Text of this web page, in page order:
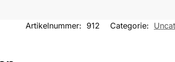
Artikelnummer: 912 Categorie: